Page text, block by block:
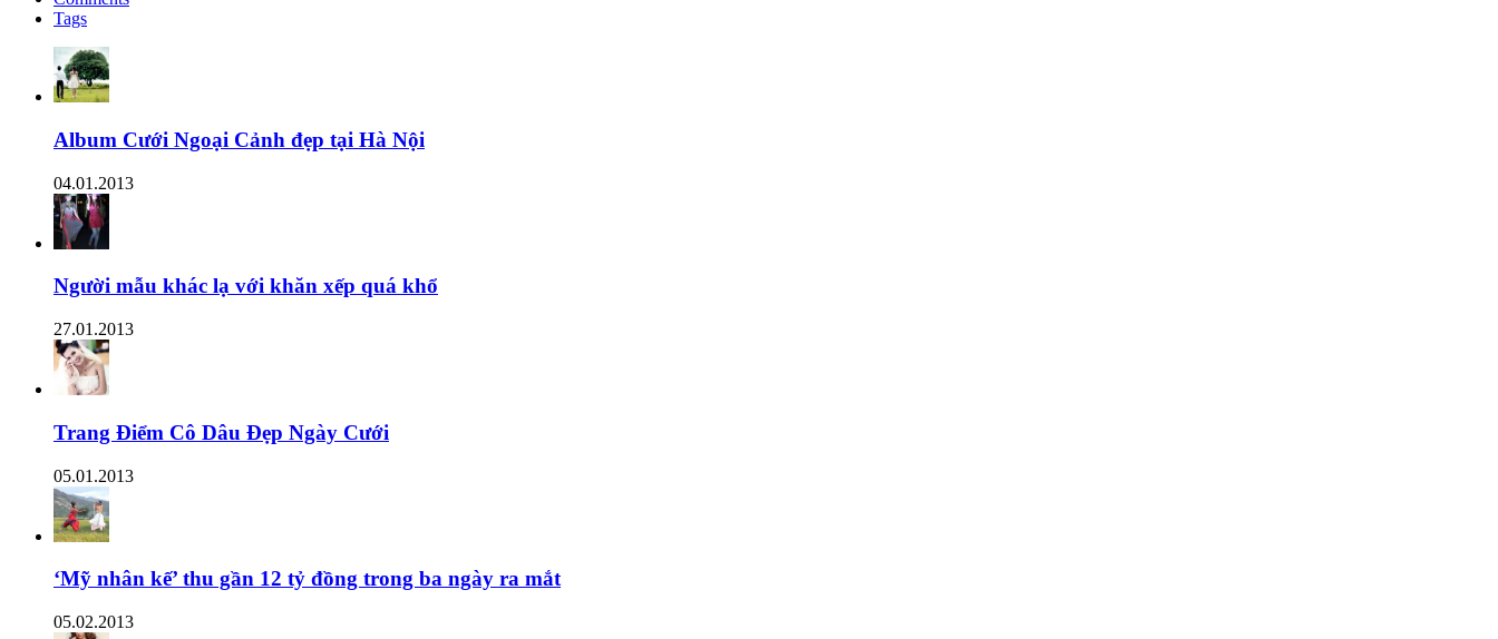
Tags
Album Cưới Ngoại Cảnh đẹp tại Hà Nội
04.01.2013
Người mẫu khác lạ với khăn xếp quá khổ
27.01.2013
Trang Điểm Cô Dâu Đẹp Ngày Cưới
05.01.2013
‘Mỹ nhân kế’ thu gần 12 tỷ đồng trong ba ngày ra mắt
05.02.2013